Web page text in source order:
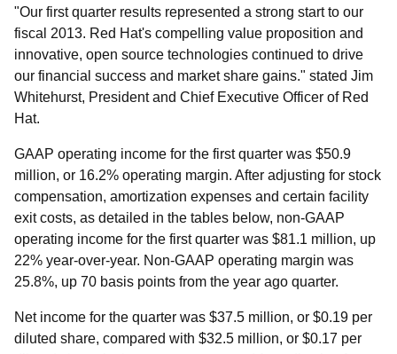
"Our first quarter results represented a strong start to our
fiscal 2013. Red Hat's compelling value proposition and
innovative, open source technologies continued to drive
our financial success and market share gains." stated Jim
Whitehurst, President and Chief Executive Officer of Red
Hat.
GAAP operating income for the first quarter was $50.9
million, or 16.2% operating margin. After adjusting for stock
compensation, amortization expenses and certain facility
exit costs, as detailed in the tables below, non-GAAP
operating income for the first quarter was $81.1 million, up
22% year-over-year. Non-GAAP operating margin was
25.8%, up 70 basis points from the year ago quarter.
Net income for the quarter was $37.5 million, or $0.19 per
diluted share, compared with $32.5 million, or $0.17 per